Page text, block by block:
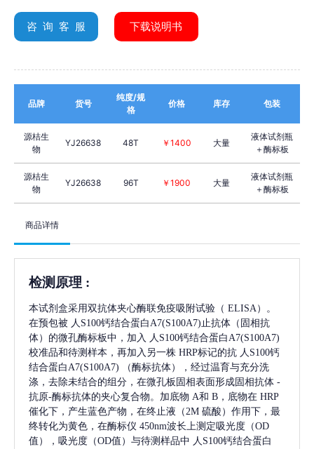
咨 询 客 服 下载说明书
品牌 货号
纯度/规
格
价格 库存 包装
源桔生
物
YJ26638 48T ￥1400 大量
液体试剂瓶
＋酶标板
源桔生
物
YJ26638 96T ￥1900 大量
液体试剂瓶
＋酶标板
商品详情
检测原理 :
本试剂盒采用双抗体夹心酶联免疫吸附试验（ ELISA）。
在预包被 人S100钙结合蛋白A7(S100A7) 止抗体（固相抗
体）的微孔酶标板中，加入
人S100钙结合蛋白A7(S100A7)
校准品和待测样本，再加入另一株 HRP标记的抗 人S100钙
结合蛋白A7(S100A7)
（酶标抗体），经过温育与充分洗
涤，去除未结合的组分，在微孔板固相表面形成固相抗体 -
抗原-酶标抗体的夹心复合物。加底物 A和 B，底物在 HRP
催化下，产生蓝色产物，在终止液（2M 硫酸）作用下，最
终转化为黄色，在酶标仪 450nm波长上测定吸光度（OD
值），吸光度（OD值）与待测样品中 人S100钙结合蛋白